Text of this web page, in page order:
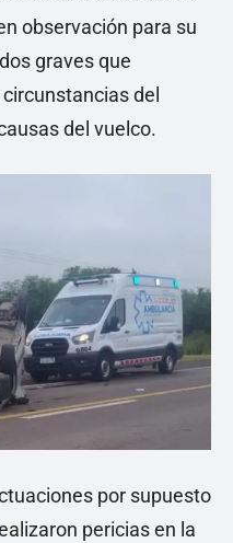
observación para su
graves que
del
del vuelco.
por supuesto
pericias en la